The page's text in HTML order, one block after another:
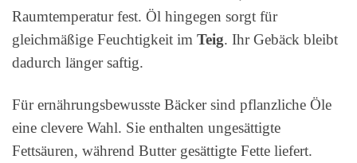
Raumtemperatur fest. Öl hingegen sorgt für
gleichmäßige Feuchtigkeit im Teig. Ihr Gebäck bleibt
dadurch länger saftig.
Für ernährungsbewusste Bäcker sind pflanzliche Öle
eine clevere Wahl. Sie enthalten ungesättigte
Fettsäuren, während Butter gesättigte Fette liefert.